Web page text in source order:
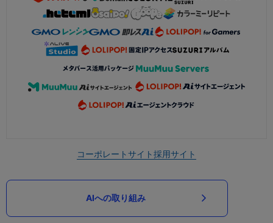
コーポレートサイト採用サイト
AIへの取り組み